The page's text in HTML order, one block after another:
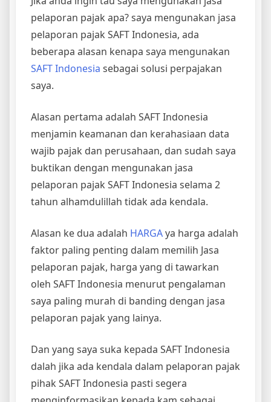
pelaporan pajak apa? saya mengunakan jasa
pelaporan pajak SAFT Indonesia, ada
beberapa alasan kenapa saya mengunakan
SAFT Indonesia sebagai solusi perpajakan
saya.
Alasan pertama adalah SAFT Indonesia
menjamin keamanan dan kerahasiaan data
wajib pajak dan perusahaan, dan sudah saya
buktikan dengan mengunakan jasa
pelaporan pajak SAFT Indonesia selama 2
tahun alhamdulillah tidak ada kendala.
Alasan ke dua adalah HARGAya harga adalah
faktor paling penting dalam memilih Jasa
pelaporan pajak, harga yang di tawarkan
oleh SAFT Indonesia menurut pengalaman
saya paling murah di banding dengan jasa
pelaporan pajak yang lainya.
Dan yang saya suka kepada SAFT Indonesia
dalah jika ada kendala dalam pelaporan pajak
pihak SAFT Indonesia pasti segera